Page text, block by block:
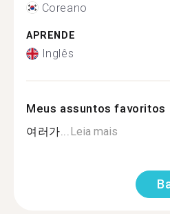
Coreano
APRENDE
Inglês
Meus assuntos favoritos
여러가...Leia mais